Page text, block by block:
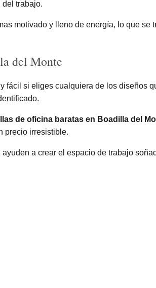
trabajo.
motivado y lleno de energía, lo que se
del Monte
si eliges cualquiera de los diseños
de oficina baratas en Boadilla del
precio irresistible.
a crear el espacio de trabajo